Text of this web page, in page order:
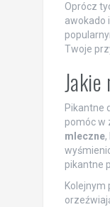
Oprócz
awokado
Twoje
Pikantne
pomóc w
mleczne,
pikantne